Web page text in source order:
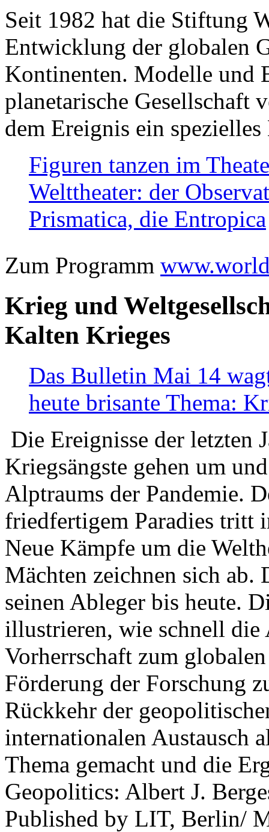
Seit 1982 hat die Stiftung
Entwicklung der globalen
Kontinenten. Modelle und
planetarische Gesellschaft
dem Ereignis ein
Figuren tanzen im
Welttheater: der
Prismatica, die Entropica
Zum Programm
Krieg und
Kalten Krieges
Das Bulletin Mai 14
heute brisante Thema:
Die Ereignisse der letzten
Kriegsängste gehen um
Alptraums der Pandemie.
friedfertigem Paradies tritt
Neue Kämpfe um die
Mächten zeichnen sich
seinen Ableger bis heute.
illustrieren, wie schnell die
Vorherrschaft zum
Förderung der Forschung
Rückkehr der
internationalen Austausch
Thema gemacht und die
Geopolitics: Albert J.
Published by LIT, Berlin/